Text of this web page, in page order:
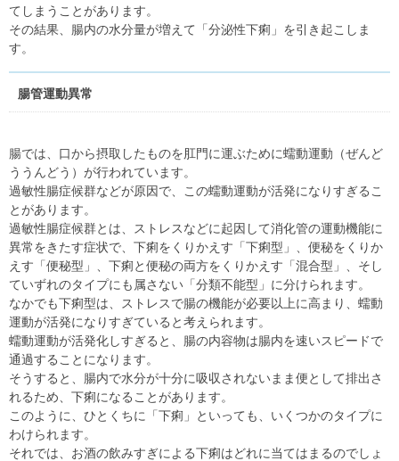
てしまうことがあります。
その結果、腸内の水分量が増えて「分泌性下痢」を引き起こしま
す。
腸管運動異常
腸では、口から摂取したものを肛門に運ぶために蠕動運動（ぜんど
ううんどう）が行われています。
過敏性腸症候群などが原因で、この蠕動運動が活発になりすぎるこ
とがあります。
過敏性腸症候群とは、ストレスなどに起因して消化管の運動機能に
異常をきたす症状で、下痢をくりかえす「下痢型」、便秘をくりか
えす「便秘型」、下痢と便秘の両方をくりかえす「混合型」、そし
ていずれのタイプにも属さない「分類不能型」に分けられます。
なかでも下痢型は、ストレスで腸の機能が必要以上に高まり、蠕動
運動が活発になりすぎていると考えられます。
蠕動運動が活発化しすぎると、腸の内容物は腸内を速いスピードで
通過することになります。
そうすると、腸内で水分が十分に吸収されないまま便として排出さ
れるため、下痢になることがあります。
このように、ひとくちに「下痢」といっても、いくつかのタイプに
わけられます。
それでは、お酒の飲みすぎによる下痢はどれに当てはまるのでしょ